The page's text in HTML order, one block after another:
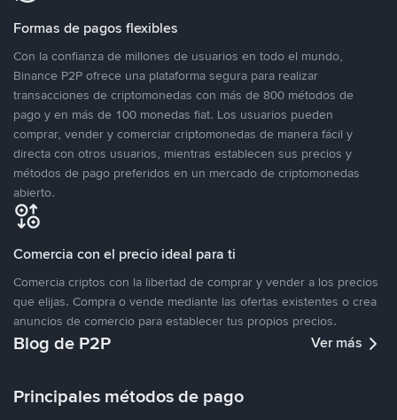
Formas de pagos flexibles
Con la confianza de millones de usuarios en todo el mundo,
Binance P2P ofrece una plataforma segura para realizar
transacciones de criptomonedas con más de 800 métodos de
pago y en más de 100 monedas fiat. Los usuarios pueden
comprar, vender y comerciar criptomonedas de manera fácil y
directa con otros usuarios, mientras establecen sus precios y
métodos de pago preferidos en un mercado de criptomonedas
abierto.
Comercia con el precio ideal para ti
Comercia criptos con la libertad de comprar y vender a los precios
que elijas. Compra o vende mediante las ofertas existentes o crea
anuncios de comercio para establecer tus propios precios.
Blog de P2P Ver más
Principales métodos de pago